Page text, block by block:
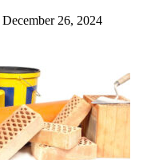
December 26, 2024